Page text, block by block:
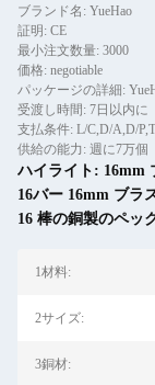
ブランド名: YueHao
証明: CE
最小注文数量: 3000
価格: negotiable
パッケージの詳細:
受渡し時間: 7日以内に
支払条件: L/C,D/A,D/
供給の能力: 週に7万個
ハイライト: 16mm
16バー 16mm ブラ
16 棒の銅製のペッ
1材料:
2サイズ:
3銅材: